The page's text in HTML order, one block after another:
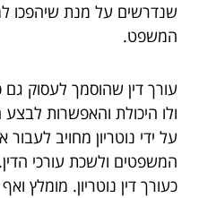
שנדרשים על מנת שיהפכו
המשפט.
עורך דין שהוסמך לעסוק גם
ולו היכולת והאפשרות
על ידי נוטריון מחויב
המשפטים ולשכת עורכי
כעורך דין נוטריון. מומלץ